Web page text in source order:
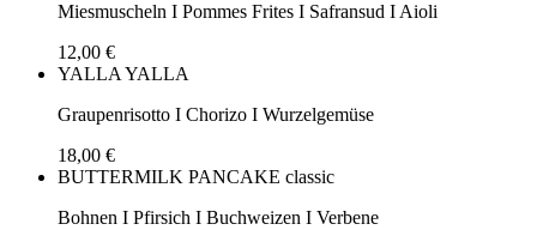
Miesmuscheln I Pommes Frites I Safransud I Aioli
12,00 €
YALLA YALLA
Graupenrisotto I Chorizo I Wurzelgemüse
18,00 €
BUTTERMILK PANCAKE classic
Bohnen I Pfirsich I Buchweizen I Verbene